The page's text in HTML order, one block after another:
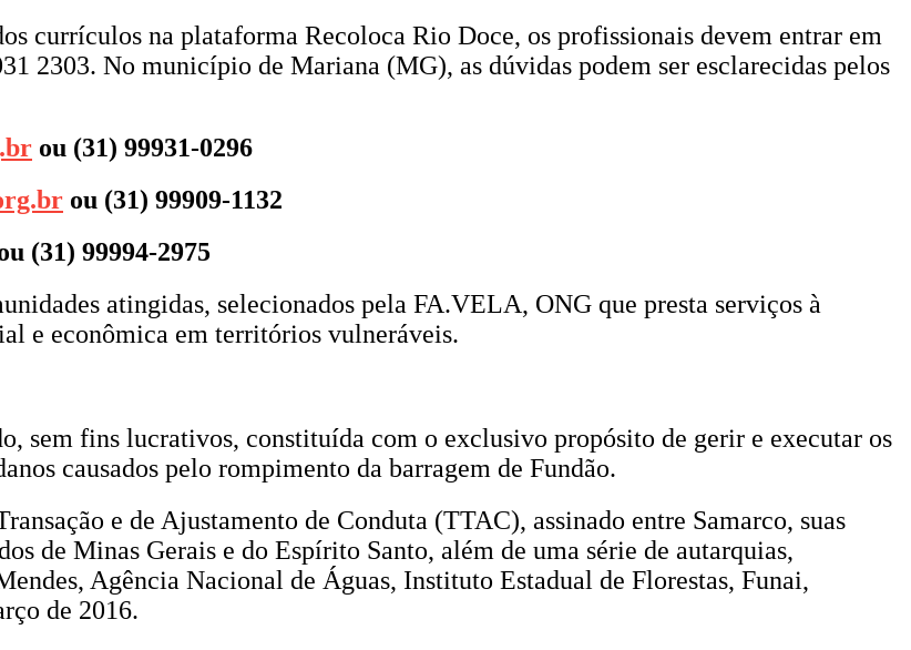
currículos na plataforma Recoloca Rio Doce, os profissionais devem entrar em
2303. No município de Mariana (MG), as dúvidas podem ser esclarecidas pelos
ou (31) 99931-0296
ou (31) 99909-1132
(31) 99994-2975
atingidas, selecionados pela FA.VELA, ONG que presta serviços à
e econômica em territórios vulneráveis.
sem fins lucrativos, constituída com o exclusivo propósito de gerir e executar os
causados pelo rompimento da barragem de Fundão.
e de Ajustamento de Conduta (TTAC), assinado entre Samarco, suas
de Minas Gerais e do Espírito Santo, além de uma série de autarquias,
Agência Nacional de Águas, Instituto Estadual de Florestas, Funai,
de 2016.